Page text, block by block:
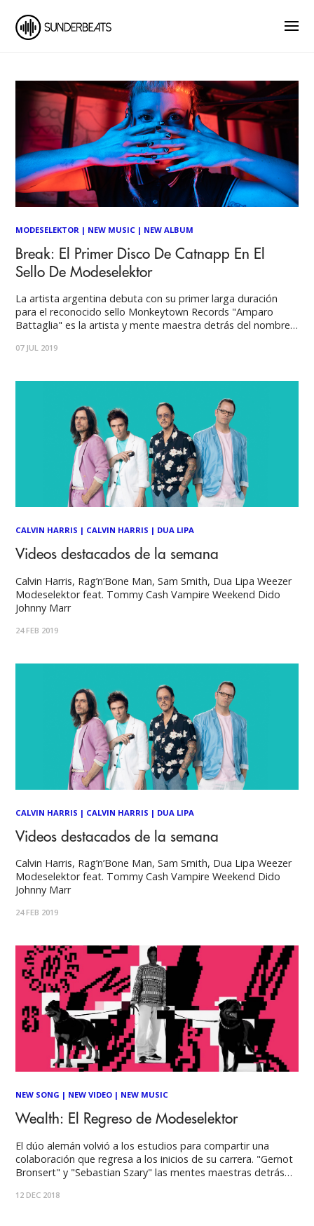
MODESELEKTOR | NEW MUSIC | NEW ALBUM
Break: El Primer Disco De Catnapp En El
Sello De Modeselektor
La artista argentina debuta con su primer larga duración
para el reconocido sello Monkeytown Records "Amparo
Battaglia" es la artista y mente maestra detrás del nombre
conquistado a la escena del Electronic/Dance Music
07 JUL 2019
CALVIN HARRIS | CALVIN HARRIS | DUA LIPA
Videos destacados de la semana
Calvin Harris, Rag’n’Bone Man, Sam Smith, Dua Lipa Weezer
Modeselektor feat. Tommy Cash Vampire Weekend Dido
Johnny Marr
24 FEB 2019
CALVIN HARRIS | CALVIN HARRIS | DUA LIPA
Videos destacados de la semana
Calvin Harris, Rag’n’Bone Man, Sam Smith, Dua Lipa Weezer
Modeselektor feat. Tommy Cash Vampire Weekend Dido
Johnny Marr
24 FEB 2019
NEW SONG | NEW VIDEO | NEW MUSIC
Wealth: El Regreso de Modeselektor
El dúo alemán volvió a los estudios para compartir una
colaboración que regresa a los inicios de su carrera. "Gernot
Bronsert" y "Sebastian Szary" las mentes maestras detrás
publican la sucesora de "Kalif Storch" su primera canción de
12 DEC 2018